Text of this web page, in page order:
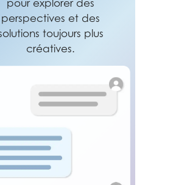
pour explorer des
perspectives et des
toujours plus
créatives.